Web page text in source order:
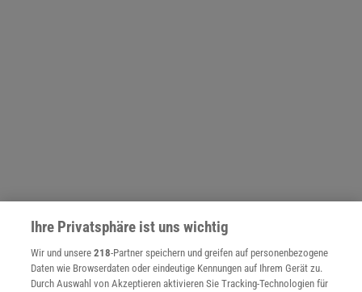
NACH OBEN
Ihre Privatsphäre ist uns wichtig
Wir und unsere218-Partner speichern und greifen auf personenbezogene
Daten wie Browserdaten oder eindeutige Kennungen auf Ihrem Gerät zu.
Durch Auswahl von Akzeptieren aktivieren Sie Tracking-Technologien für